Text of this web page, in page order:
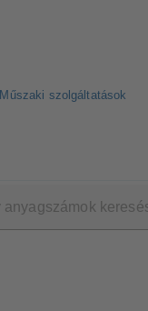
Műszaki szolgáltatások